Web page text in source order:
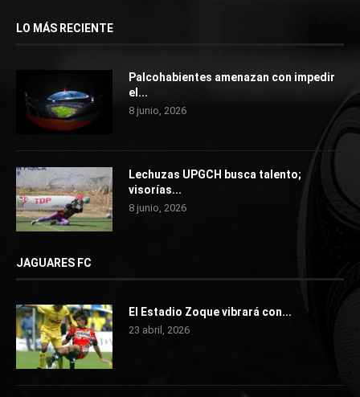
LO MÁS RECIENTE
Palcohabientes amenazan con impedir
el...
8 junio, 2026
Lechuzas UPGCH busca talento;
visorías...
8 junio, 2026
JAGUARES FC
El Estadio Zoque vibrará con...
23 abril, 2026